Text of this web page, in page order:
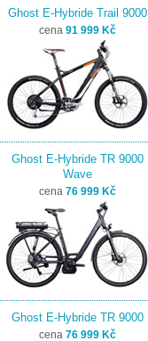
Ghost E-Hybride Trail 9000
cena 91 999 Kč
Ghost E-Hybride TR 9000
Wave
cena 76 999 Kč
Ghost E-Hybride TR 9000
cena 76 999 Kč